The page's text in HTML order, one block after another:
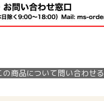
の商品について問い合わせる